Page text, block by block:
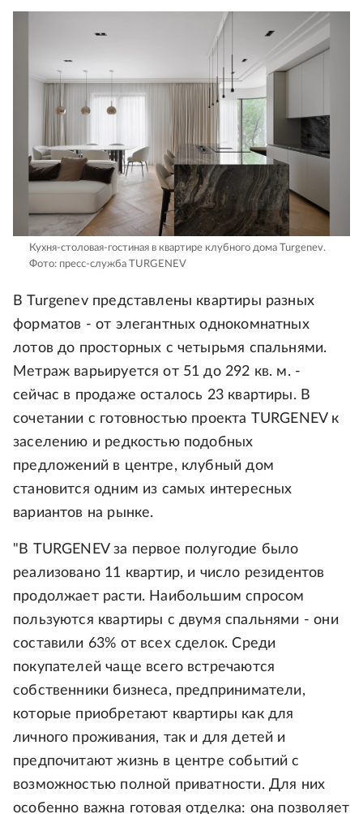
Кухня-столовая-гостиная в квартире клубного дома Turgenev.
Фото: пресс-служба TURGENEV
В Turgenev представлены квартиры разных
форматов - от элегантных однокомнатных
лотов до просторных с четырьмя спальнями.
Метраж варьируется от 51 до 292 кв. м. -
сейчас в продаже осталось 23 квартиры. В
сочетании с готовностью проекта TURGENEV к
заселению и редкостью подобных
предложений в центре, клубный дом
становится одним из самых интересных
вариантов на рынке.
"В TURGENEV за первое полугодие было
реализовано 11 квартир, и число резидентов
продолжает расти. Наибольшим спросом
пользуются квартиры с двумя спальнями - они
составили 63% от всех сделок. Среди
покупателей чаще всего встречаются
собственники бизнеса, предприниматели,
которые приобретают квартиры как для
личного проживания, так и для детей и
предпочитают жизнь в центре событий с
возможностью полной приватности. Для них
особенно важна готовая отделка: она позволяет